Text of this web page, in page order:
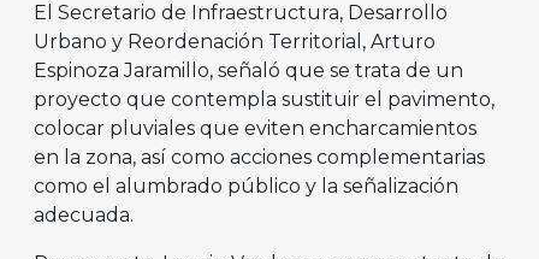
El Secretario de Infraestructura, Desarrollo
Urbano y Reordenación Territorial, Arturo
Espinoza Jaramillo, señaló que se trata de un
proyecto que contempla sustituir el pavimento,
colocar pluviales que eviten encharcamientos
en la zona, así como acciones complementarias
como el alumbrado público y la señalización
adecuada.